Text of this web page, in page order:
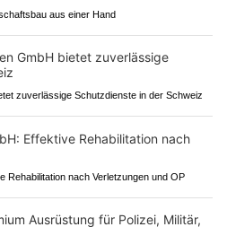
aus einer Hand
zuverlässige Schutzdienste in der Schweiz
Rehabilitation nach Verletzungen und OP